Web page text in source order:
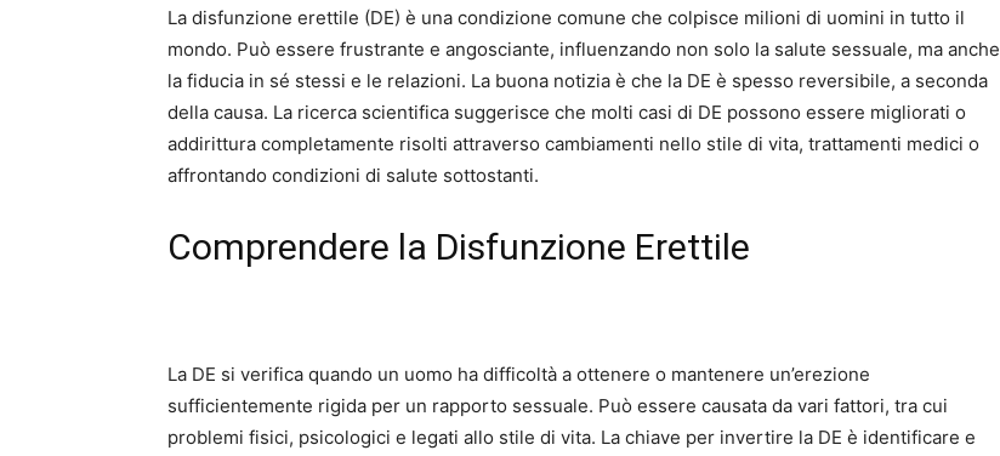
La disfunzione erettile (DE) è una condizione comune che colpisce milioni di uomini in tutto il
mondo. Può essere frustrante e angosciante, influenzando non solo la salute sessuale, ma anche
la fiducia in sé stessi e le relazioni. La buona notizia è che la DE è spesso reversibile, a seconda
della causa. La ricerca scientifica suggerisce che molti casi di DE possono essere migliorati o
addirittura completamente risolti attraverso cambiamenti nello stile di vita, trattamenti medici o
affrontando condizioni di salute sottostanti.
Comprendere la Disfunzione Erettile
La DE si verifica quando un uomo ha difficoltà a ottenere o mantenere un’erezione
sufficientemente rigida per un rapporto sessuale. Può essere causata da vari fattori, tra cui
problemi fisici, psicologici e legati allo stile di vita. La chiave per invertire la DE è identificare e